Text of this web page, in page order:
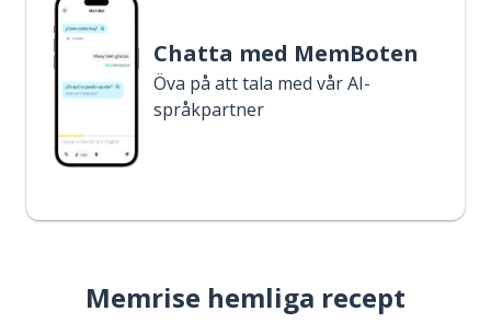
Chatta med MemBoten
Öva på att tala med vår AI-
språkpartner
Memrise hemliga recept